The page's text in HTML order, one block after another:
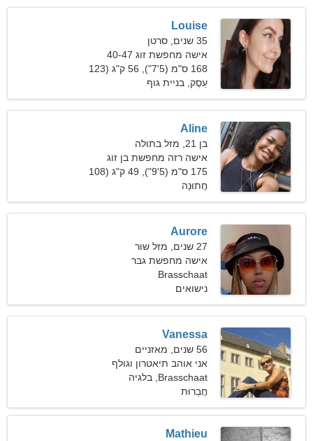
Louise
35 שנים, סרטן
אישה מחפשת זוג 40-47
168 ס"מ (5'7"), 56 ק"ג (123
פאונד)
עֵסֶק, בניית גוף
Aline
בן 21, מזל בתולה
אישה רזה מחפשת בן זוג
175 ס"מ (5'9"), 49 ק"ג (108
פאונד)
חֲתוּנָה
Aurore
27 שנים, מזל שור
אישה מחפשת גבר
Brasschaat
נישואים
Vanessa
56 שנים, מאזניים
אני אוהב תיאטרון וגולף
Brasschaat, בלגיה
חֲבֵרוּת
Mathieu